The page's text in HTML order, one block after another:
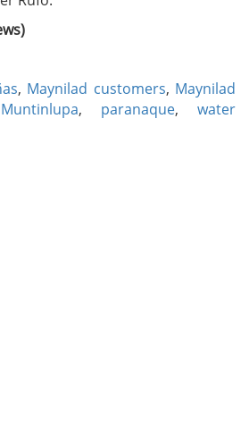
, Maynilad customers, Maynilad
Muntinlupa, paranaque, water